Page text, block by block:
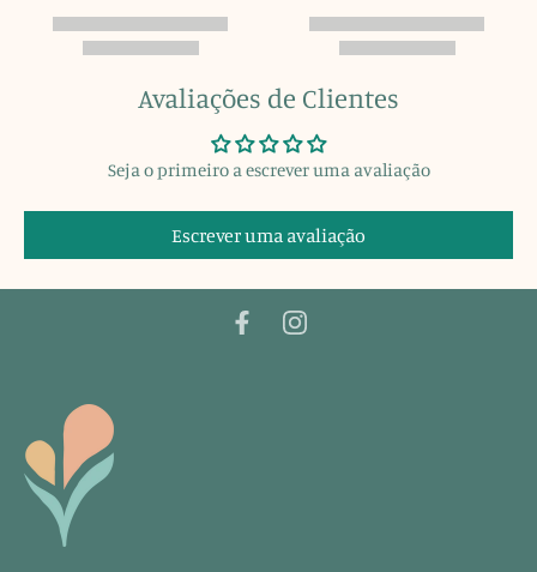
Avaliações de Clientes
Seja o primeiro a escrever uma avaliação
Escrever uma avaliação